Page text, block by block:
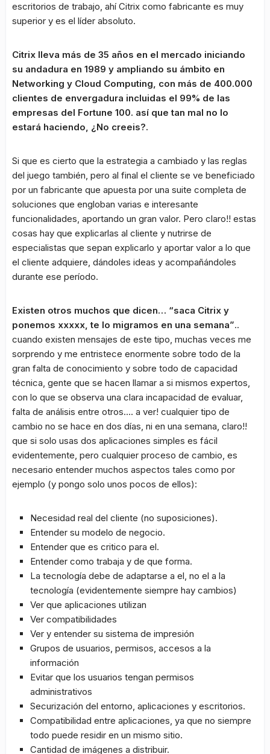
escritorios de trabajo, ahí Citrix como fabricante es muy
superior y es el líder absoluto.
Citrix lleva más de 35 años en el mercado iniciando
su andadura en 1989 y ampliando su ámbito en
Networking y Cloud Computing, con más de 400.000
clientes de envergadura incluidas el 99% de las
empresas del Fortune 100. así que tan mal no lo
estará haciendo, ¿No creeis?.
Si que es cierto que la estrategia a cambiado y las reglas
del juego también, pero al final el cliente se ve beneficiado
por un fabricante que apuesta por una suite completa de
soluciones que engloban varias e interesante
funcionalidades, aportando un gran valor. Pero claro!! estas
cosas hay que explicarlas al cliente y nutrirse de
especialistas que sepan explicarlo y aportar valor a lo que
el cliente adquiere, dándoles ideas y acompañándoles
durante ese período.
Existen otros muchos que dicen… “saca Citrix y
ponemos xxxxx, te lo migramos en una semana”..
cuando existen mensajes de este tipo, muchas veces me
sorprendo y me entristece enormente sobre todo de la
gran falta de conocimiento y sobre todo de capacidad
técnica, gente que se hacen llamar a si mismos expertos,
con lo que se observa una clara incapacidad de evaluar,
falta de análisis entre otros…. a ver! cualquier tipo de
cambio no se hace en dos días, ni en una semana, claro!!
que si solo usas dos aplicaciones simples es fácil
evidentemente, pero cualquier proceso de cambio, es
necesario entender muchos aspectos tales como por
ejemplo (y pongo solo unos pocos de ellos):
Necesidad real del cliente (no suposiciones).
Entender su modelo de negocio.
Entender que es critico para el.
Entender como trabaja y de que forma.
La tecnología debe de adaptarse a el, no el a la
tecnología (evidentemente siempre hay cambios)
Ver que aplicaciones utilizan
Ver compatibilidades
Ver y entender su sistema de impresión
Grupos de usuarios, permisos, accesos a la
información
Evitar que los usuarios tengan permisos
administrativos
Securización del entorno, aplicaciones y escritorios.
Compatibilidad entre aplicaciones, ya que no siempre
todo puede residir en un mismo sitio.
Cantidad de imágenes a distribuir.